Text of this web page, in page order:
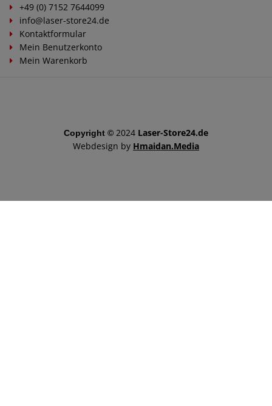
+49 (0) 7152 7644099
info@laser-store24.de
Kontaktformular
Mein Benutzerkonto
Mein Warenkorb
Copyright © 2024 Laser-Store24.de
Webdesign by Hmaidan.Media